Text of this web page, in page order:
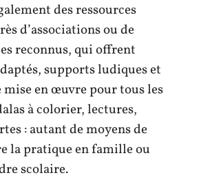
des ressources
d’associations ou de
reconnus, qui offrent
supports ludiques et
mise en œuvre pour tous les
à colorier, lectures,
: autant de moyens de
la pratique en famille ou
scolaire.